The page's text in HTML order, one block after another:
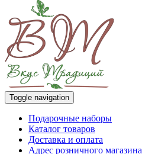
Toggle navigation
Подарочные наборы
Каталог товаров
Доставка и оплата
Адрес розничного магазина